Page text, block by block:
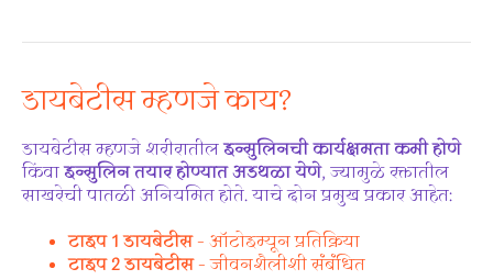
डायबेटीस म्हणजे काय?
डायबेटीस म्हणजे शरीरातीलइन्सुलिनची कार्यक्षमता कमी होणे
किंवाइन्सुलिन तयार होण्यात अडथळा येणे, ज्यामुळे रक्तातील
साखरेची पातळी अनियमित होते. याचे दोन प्रमुख प्रकार आहेत:
टाइप 1 डायबेटीस– ऑटोइम्यून प्रतिक्रिया
टाइप 2 डायबेटीस– जीवनशैलीशी संबंधित